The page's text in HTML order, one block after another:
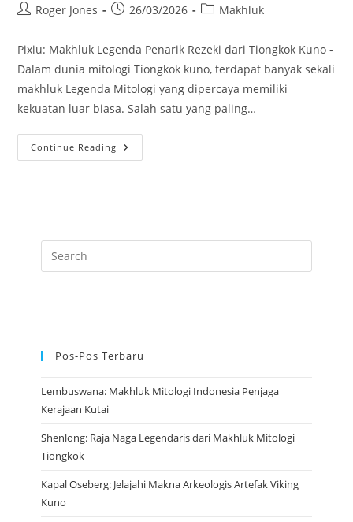
PostRoger Jones
Post26/03/2026
PostMakhluk
Pixiu: Makhluk Legenda Penarik Rezeki dari Tiongkok Kuno -
Dalam dunia mitologi Tiongkok kuno, terdapat banyak sekali
makhluk Legenda Mitologi yang dipercaya memiliki
kekuatan luar biasa. Salah satu yang paling…
Continue Reading Pixiu:
Makhluk
Pos-Pos Terbaru
Lembuswana: Makhluk Mitologi Indonesia Penjaga
Kerajaan Kutai
Shenlong: Raja Naga Legendaris dari Makhluk Mitologi
Tiongkok
Kapal Oseberg: Jelajahi Makna Arkeologis Artefak Viking
Kuno